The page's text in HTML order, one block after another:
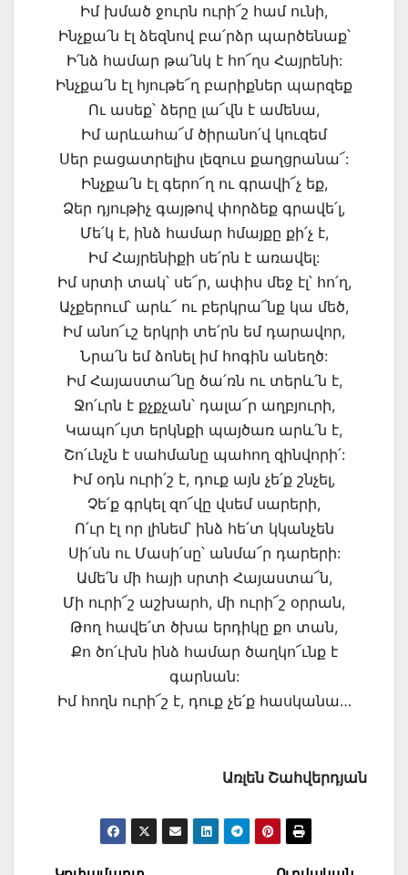
Իմ խմած ջուրն ուրի՜շ համ ունի,
Ինչքա՛ն էլ ձեզնով բա՛րձր պարծենաք՝
Ի՛նձ համար թա՛նկ է հո՜ղս Հայրենի:
Ինչքա՛ն էլ հյութե՜ղ բարիքներ պարզեք
Ու ասեք՝ ձերը լա՜վն է ամենա,
Իմ արևահա՜մ ծիրանո՛վ կուզեմ
Սեր բացատրելիս լեզուս քաղցրանա՜:
Ինչքա՛ն էլ գերո՜ղ ու գրավի՜չ եք,
Ձեր դյութիչ գայթով փորձեք գրավե՛լ,
Մե՛կ է, ինձ համար հմայքը քի՛չ է,
Իմ Հայրենիքի սե՛րն է առավել:
Իմ սրտի տակ՝ սե՜ր, ափիս մեջ էլ՝ հո՛ղ,
Աչքերում՝ արև՜ ու բերկրա՜նք կա մեծ,
Իմ անո՜ւշ երկրի տե՛րն եմ դարավոր,
Նրա՛ն եմ ձոնել իմ հոգին անեղծ:
Իմ Հայաստա՜նը ծա՛ռն ու տերև՛ն է,
Ջո՛ւրն է քչքչան՝ դալա՜ր աղբյուրի,
Կապո՜ւյտ երկնքի պայծառ արև՛ն է,
Շո՛ւնչն է սահմանը պահող զինվորի՛:
Իմ օդն ուրի՛շ է, դուք այն չե՛ք շնչել,
Չե՛ք գրկել զո՜վը վսեմ սարերի,
Ո՛ւր էլ որ լինեմ՝ ինձ հե՛տ կկանչեն
Սի՛սն ու Մասի՛սը՝ անմա՜ր դարերի:
Ամե՛ն մի հայի սրտի Հայաստա՜ն,
Մի ուրի՜շ աշխարհ, մի ուրի՜շ օրրան,
Թող հավե՛տ ծխա երդիկը քո տան,
Քո ծո՛ւխն ինձ համար ծաղկո՜ւնք է
գարնան:
Իմ հողն ուրի՜շ է, դուք չե՛ք հասկանա…
Առլեն Շահվերդյան